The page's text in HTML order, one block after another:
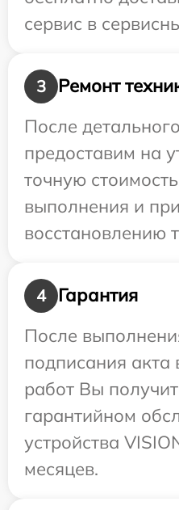
сервис в
3
Ремонт
После
предоставим на
точную
выполнения и
восстановлению
4
Гарантия
После
подписания
работ Вы
гарантийном
устройства
месяцев.